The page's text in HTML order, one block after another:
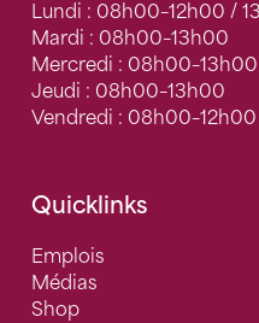
Lundi : 08h00–12h00 /
Mardi : 08h00–13h00
Mercredi : 08h00–13h00
Jeudi : 08h00–13h00
Vendredi :
Quicklinks
Emplois
Médias
Shop